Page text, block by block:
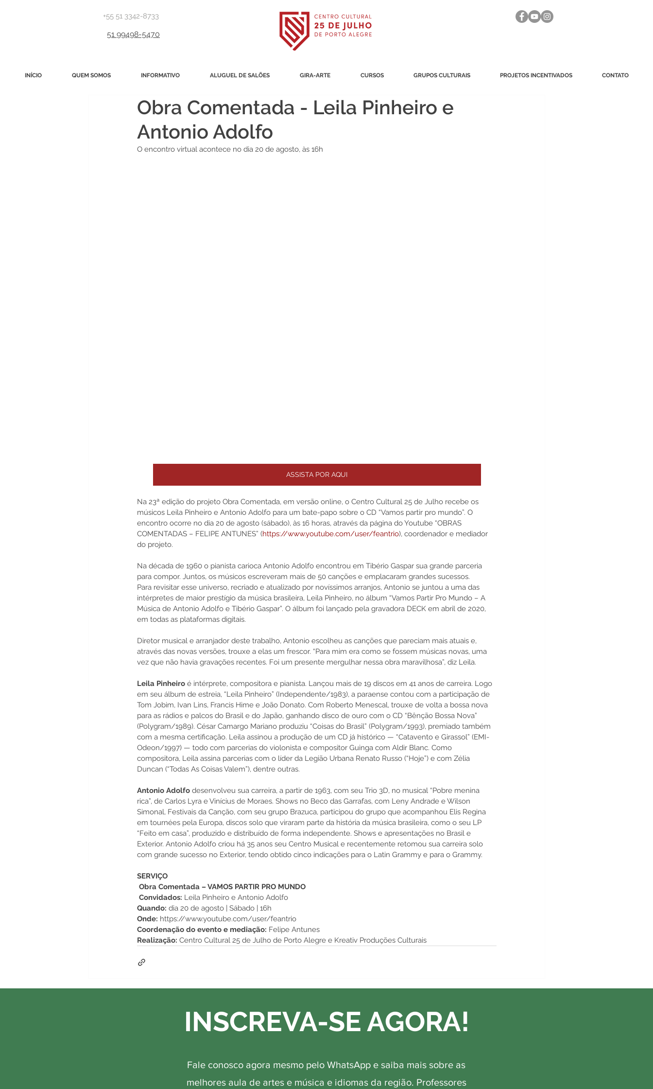
+55 51 3342-8733
51 99498-5470
INÍCIO QUEM SOMOS INFORMATIVO ALUGUEL DE SALÕES GIRA-ARTE CURSOS GRUPOS CULTURAIS PROJETOS INCENTIVADOS CONTATO
Obra Comentada - Leila Pinheiro e
Antonio Adolfo
O encontro virtual acontece no dia 20 de agosto, às 16h
ASSISTA POR AQUI
Na 23ª edição do projeto Obra Comentada, em versão online, o Centro Cultural 25 de Julho recebe os
músicos Leila Pinheiro e Antonio Adolfo para um bate-papo sobre o CD “Vamos partir pro mundo”. O
encontro ocorre no dia 20 de agosto (sábado), às 16 horas, através da página do Youtube “OBRAS
COMENTADAS – FELIPE ANTUNES” (https://www.youtube.com/user/feantrio), coordenador e mediador
do projeto.
Na década de 1960 o pianista carioca Antonio Adolfo encontrou em Tibério Gaspar sua grande parceria
para compor. Juntos, os músicos escreveram mais de 50 canções e emplacaram grandes sucessos.
Para revisitar esse universo, recriado e atualizado por novíssimos arranjos, Antonio se juntou a uma das
intérpretes de maior prestígio da música brasileira, Leila Pinheiro, no álbum “Vamos Partir Pro Mundo – A
Música de Antonio Adolfo e Tibério Gaspar”. O álbum foi lançado pela gravadora DECK em abril de 2020,
em todas as plataformas digitais.
Diretor musical e arranjador deste trabalho, Antonio escolheu as canções que pareciam mais atuais e,
através das novas versões, trouxe a elas um frescor. “Para mim era como se fossem músicas novas, uma
vez que não havia gravações recentes. Foi um presente mergulhar nessa obra maravilhosa”, diz Leila.
Leila Pinheiro é intérprete, compositora e pianista. Lançou mais de 19 discos em 41 anos de carreira. Logo
em seu álbum de estreia, “Leila Pinheiro” (Independente/1983), a paraense contou com a participação de
Tom Jobim, Ivan Lins, Francis Hime e João Donato. Com Roberto Menescal, trouxe de volta a bossa nova
para as rádios e palcos do Brasil e do Japão, ganhando disco de ouro com o CD “Bênção Bossa Nova”
(Polygram/1989). César Camargo Mariano produziu “Coisas do Brasil” (Polygram/1993), premiado também
com a mesma certificação. Leila assinou a produção de um CD já histórico — “Catavento e Girassol” (EMI-
Odeon/1997) — todo com parcerias do violonista e compositor Guinga com Aldir Blanc. Como
compositora, Leila assina parcerias com o líder da Legião Urbana Renato Russo (“Hoje”) e com Zélia
Duncan (“Todas As Coisas Valem”), dentre outras.
Antonio Adolfo desenvolveu sua carreira, a partir de 1963, com seu Trio 3D, no musical “Pobre menina
rica”, de Carlos Lyra e Vinícius de Moraes. Shows no Beco das Garrafas, com Leny Andrade e Wilson
Simonal, Festivais da Canção, com seu grupo Brazuca, participou do grupo que acompanhou Elis Regina
em tournées pela Europa, discos solo que viraram parte da história da música brasileira, como o seu LP
“Feito em casa”, produzido e distribuído de forma independente. Shows e apresentações no Brasil e
Exterior. Antonio Adolfo criou há 35 anos seu Centro Musical e recentemente retomou sua carreira solo
com grande sucesso no Exterior, tendo obtido cinco indicações para o Latin Grammy e para o Grammy.
SERVIÇO
Obra Comentada – VAMOS PARTIR PRO MUNDO
Convidados: Leila Pinheiro e Antonio Adolfo
Quando: dia 20 de agosto | Sábado | 16h
Onde: https://www.youtube.com/user/feantrio
Coordenação do evento e mediação: Felipe Antunes
Realização: Centro Cultural 25 de Julho de Porto Alegre e Kreativ Produções Culturais
INSCREVA-SE AGORA!
Fale conosco agora mesmo pelo WhatsApp e saiba mais sobre as
melhores aula de artes e música e idiomas da região. Professores